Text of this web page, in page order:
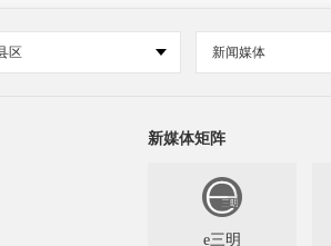
区 新闻媒体
新媒体矩阵
e三明